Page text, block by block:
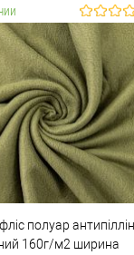
В корзину
в 1 клик
К
В наличии
полуар
160г/м2 ширина